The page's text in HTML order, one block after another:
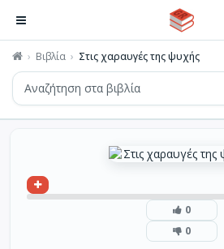
Βιβλία Στις χαραυγές της ψυχής
0
0